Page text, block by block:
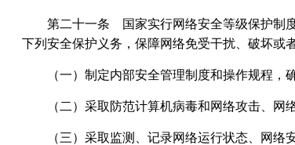
第二十一条 国家实行网络安全等级保护制
下列安全保护义务，保障网络免受干扰、破坏或
（一）制定内部安全管理制度和操作规程，
（二）采取防范计算机病毒和网络攻击、网
（三）采取监测、记录网络运行状态、网